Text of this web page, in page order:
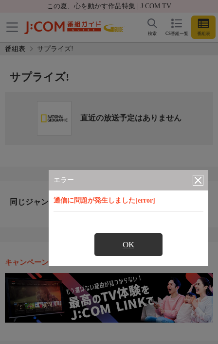
この夏、心を動かす作品特集 | J:COM TV
CS番組一覧 番組表
検索
番組表 サプライズ!
エラー
通信に問題が発生しました[error]
OK
サプライズ!
直近の放送予定はありません
同じジャンルのおすすめ番組
キャンペーン・お得な情報